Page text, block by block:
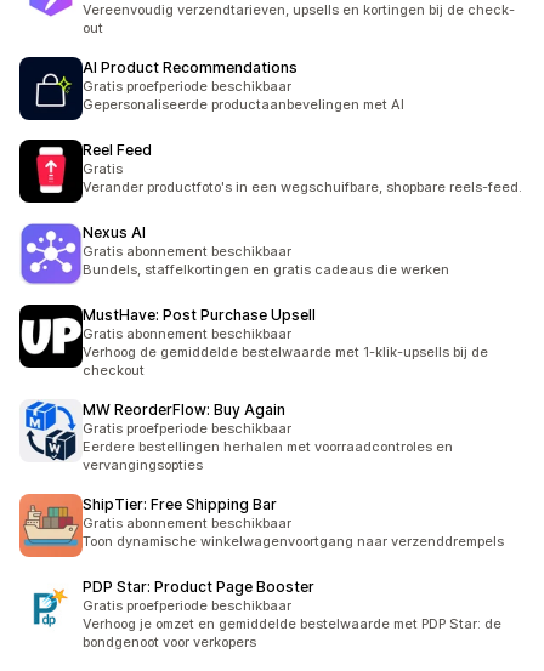
Vereenvoudig verzendtarieven, upsells en kortingen bij de check-
out
AI Product Recommendations
Gratis proefperiode beschikbaar
Gepersonaliseerde productaanbevelingen met AI
Reel Feed
Gratis
Verander productfoto's in een wegschuifbare, shopbare reels-feed.
Nexus AI
Gratis abonnement beschikbaar
Bundels, staffelkortingen en gratis cadeaus die werken
MustHave: Post Purchase Upsell
Gratis abonnement beschikbaar
Verhoog de gemiddelde bestelwaarde met 1-klik-upsells bij de
checkout
MW ReorderFlow: Buy Again
Gratis proefperiode beschikbaar
Eerdere bestellingen herhalen met voorraadcontroles en
vervangingsopties
ShipTier: Free Shipping Bar
Gratis abonnement beschikbaar
Toon dynamische winkelwagenvoortgang naar verzenddrempels
PDP Star: Product Page Booster
Gratis proefperiode beschikbaar
Verhoog je omzet en gemiddelde bestelwaarde met PDP Star: de
bondgenoot voor verkopers